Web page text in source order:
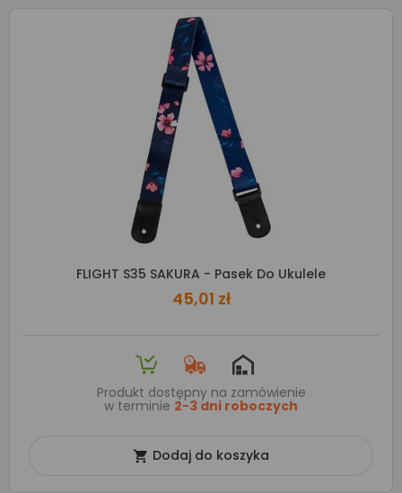
FLIGHT S35 SAKURA - Pasek Do Ukulele
45,01 zł
Produkt dostępny na zamówienie
w terminie 2-3 dni roboczych
 Dodaj do koszyka